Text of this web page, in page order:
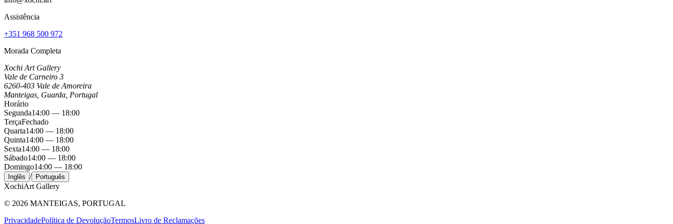
Assistência
+351 968 500 972
Morada Completa
Xochi Art Gallery
Vale de Carneiro 3
6260-403 Vale de Amoreira
Manteigas, Guarda, Portugal
Horário
Segunda14:00 — 18:00
TerçaFechado
Quarta14:00 — 18:00
Quinta14:00 — 18:00
Sexta14:00 — 18:00
Sábado14:00 — 18:00
Domingo14:00 — 18:00
Inglês / Português
XochiArt Gallery
© 2026 MANTEIGAS, PORTUGAL
PrivacidadePolítica de DevoluçãoTermosLivro de Reclamações